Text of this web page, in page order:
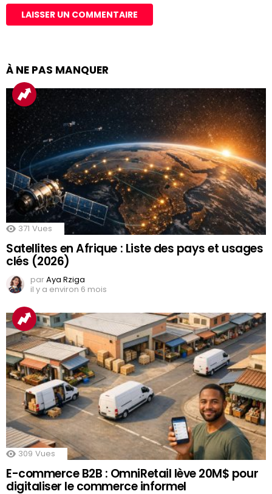
À NE PAS MANQUER
371 Vues
Satellites en Afrique : Liste des pays et usages
clés (2026)
parAya Rziga
il y a environ 6 mois
309 Vues
E-commerce B2B : OmniRetail lève 20M$ pour
digitaliser le commerce informel